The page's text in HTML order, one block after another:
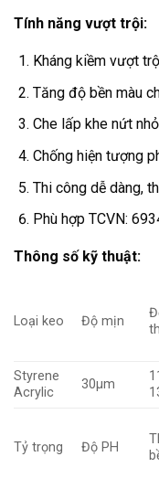
Tính năng vượt trội:
Kháng kiềm vượt
Tăng độ bền màu
Che lấp khe nứt nhỏ
Chống hiện tượng
Thi công dễ dàng,
Phù hợp TCVN:
Thông số kỹ thuật:
Loại keo Độ mịn
Styrene
Acrylic
30µm
Tỷ trọng Độ PH